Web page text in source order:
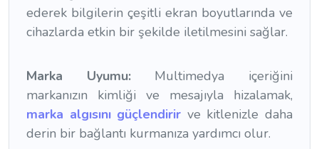
ederek bilgilerin çeşitli ekran boyutlarında ve
cihazlarda etkin bir şekilde iletilmesini sağlar.
Marka Uyumu: Multimedya içeriğini
markanızın kimliği ve mesajıyla hizalamak,
marka algısını güçlendirir ve kitlenizle daha
derin bir bağlantı kurmanıza yardımcı olur.